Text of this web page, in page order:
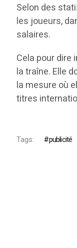
Selon des
les joueurs,
salaires.
Cela pour dire
la traîne. Elle
la mesure où
titres
Tags: publicité